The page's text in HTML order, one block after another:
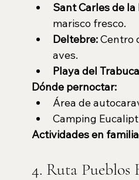
Sant Carles de la
marisco fresco.
Deltebre: Centro
aves.
Playa del
Dónde pernoctar:
Área de
Camping
Actividades en
4. Ruta Pueblos